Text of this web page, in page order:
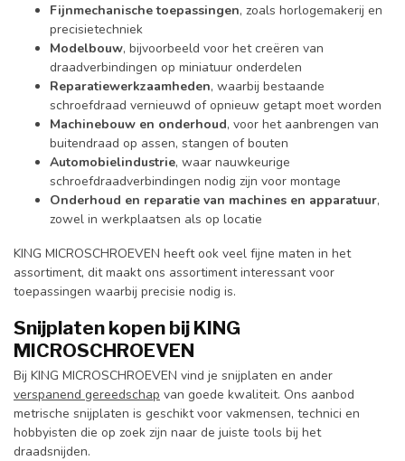
Fijnmechanische toepassingen, zoals horlogemakerij en
precisietechniek
Modelbouw, bijvoorbeeld voor het creëren van
draadverbindingen op miniatuur onderdelen
Reparatiewerkzaamheden, waarbij bestaande
schroefdraad vernieuwd of opnieuw getapt moet worden
Machinebouw en onderhoud, voor het aanbrengen van
buitendraad op assen, stangen of bouten
Automobielindustrie, waar nauwkeurige
schroefdraadverbindingen nodig zijn voor montage
Onderhoud en reparatie van machines en apparatuur,
zowel in werkplaatsen als op locatie
KING MICROSCHROEVEN heeft ook veel fijne maten in het
assortiment, dit maakt ons assortiment interessant voor
toepassingen waarbij precisie nodig is.
Snijplaten kopen bij KING
MICROSCHROEVEN
Bij KING MICROSCHROEVEN vind je snijplaten en ander
verspanend gereedschap van goede kwaliteit. Ons aanbod
metrische snijplaten is geschikt voor vakmensen, technici en
hobbyisten die op zoek zijn naar de juiste tools bij het
draadsnijden.